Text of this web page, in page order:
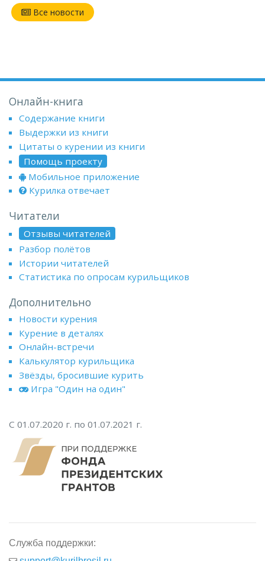
Все новости
Онлайн-книга
Содержание книги
Выдержки из книги
Цитаты о курении из книги
Помощь проекту
Мобильное приложение
Курилка отвечает
Читатели
Отзывы читателей
Разбор полётов
Истории читателей
Статистика по опросам курильщиков
Дополнительно
Новости курения
Курение в деталях
Онлайн-встречи
Калькулятор курильщика
Звёзды, бросившие курить
Игра "Один на один"
С 01.07.2020 г. по 01.07.2021 г.
Служба поддержки: